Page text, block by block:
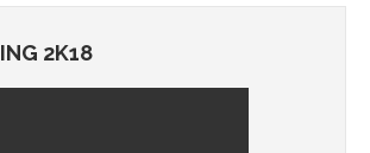
2K18